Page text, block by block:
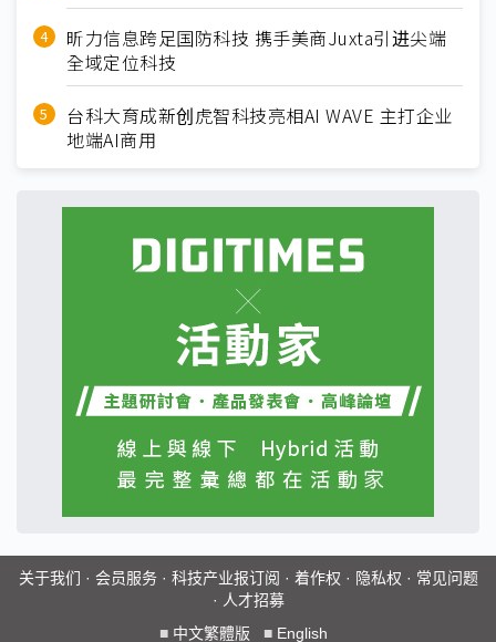
昕力信息跨足国防科技 携手美商Juxta引进尖端
全域定位科技
台科大育成新创虎智科技亮相AI WAVE 主打企业
地端AI商用
关于我们 · 会员服务· 科技产业报订阅 · 着作权 · 隐私权 · 常见问题
· 人才招募
■ 中文繁體版 ■ English